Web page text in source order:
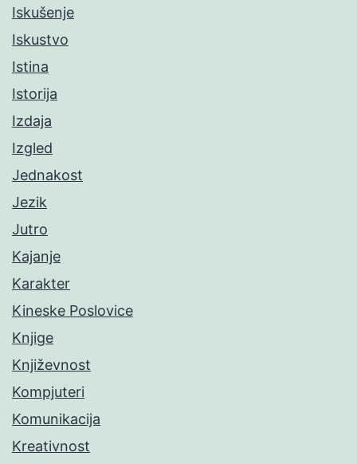
Iskušenje
Iskustvo
Istina
Istorija
Izdaja
Izgled
Jednakost
Jezik
Jutro
Kajanje
Karakter
Kineske Poslovice
Knjige
Književnost
Kompjuteri
Komunikacija
Kreativnost